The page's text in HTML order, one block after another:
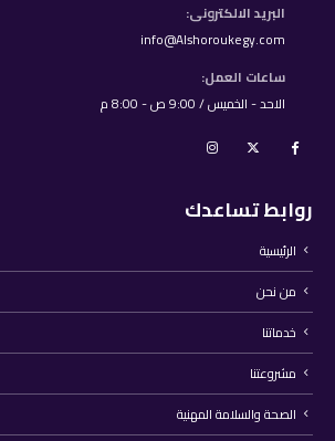
البريد الالكترونى:
info@Alshoroukegy.com
ساعات العمل:
الاحد - الخميس / 9:00 ص - 8:00 م
روابط تساعدك
الرئيسية
من نحن
خدماتنا
مشروعتنا
الصحة والسلامة المهنية